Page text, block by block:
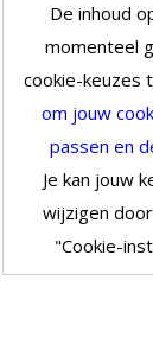
De inhoud
momenteel
cookie-keuzes
om jouw
passen en
Je kan jouw
wijzigen
"Cookie-